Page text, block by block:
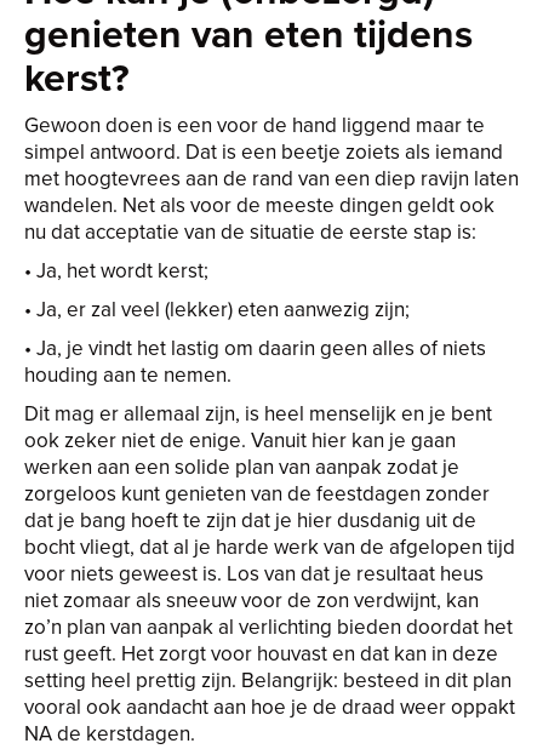
genieten van eten tijdens
kerst?
Gewoon doen is een voor de hand liggend maar te
simpel antwoord. Dat is een beetje zoiets als iemand
met hoogtevrees aan de rand van een diep ravijn laten
wandelen. Net als voor de meeste dingen geldt ook
nu dat acceptatie van de situatie de eerste stap is:
• Ja, het wordt kerst;
• Ja, er zal veel (lekker) eten aanwezig zijn;
• Ja, je vindt het lastig om daarin geen alles of niets
houding aan te nemen.
Dit mag er allemaal zijn, is heel menselijk en je bent
ook zeker niet de enige. Vanuit hier kan je gaan
werken aan een solide plan van aanpak zodat je
zorgeloos kunt genieten van de feestdagen zonder
dat je bang hoeft te zijn dat je hier dusdanig uit de
bocht vliegt, dat al je harde werk van de afgelopen tijd
voor niets geweest is. Los van dat je resultaat heus
niet zomaar als sneeuw voor de zon verdwijnt, kan
zo’n plan van aanpak al verlichting bieden doordat het
rust geeft. Het zorgt voor houvast en dat kan in deze
setting heel prettig zijn. Belangrijk: besteed in dit plan
vooral ook aandacht aan hoe je de draad weer oppakt
NA de kerstdagen.